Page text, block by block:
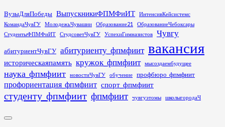
Перейти
к
содержимому
ВузыДляПобеды ВыпускникиФПМФиИТ
ИнтенсивКейсистемс
КомандаЧувГУ
МолодежьЧувашии Образование21
ОбразованиеЧебоксары
СтудентыФПМФиИТ
СтудсоветЧувГУ УспехиГимназистов Чувгу
абитуриентЧувГУ абитуриенту_фпмфиит вакансия
историческаяпамять кружок_фпмфиит мысоздаембудущее
наука_фпмфиит новостиЧувГУ обучение профбюро_фпмфиит
профориентация_фпмфиит спорт_фпмфиит
студенту_фпмфиит фпмфиит чувгуэтомы школыгородаЧ
Основное